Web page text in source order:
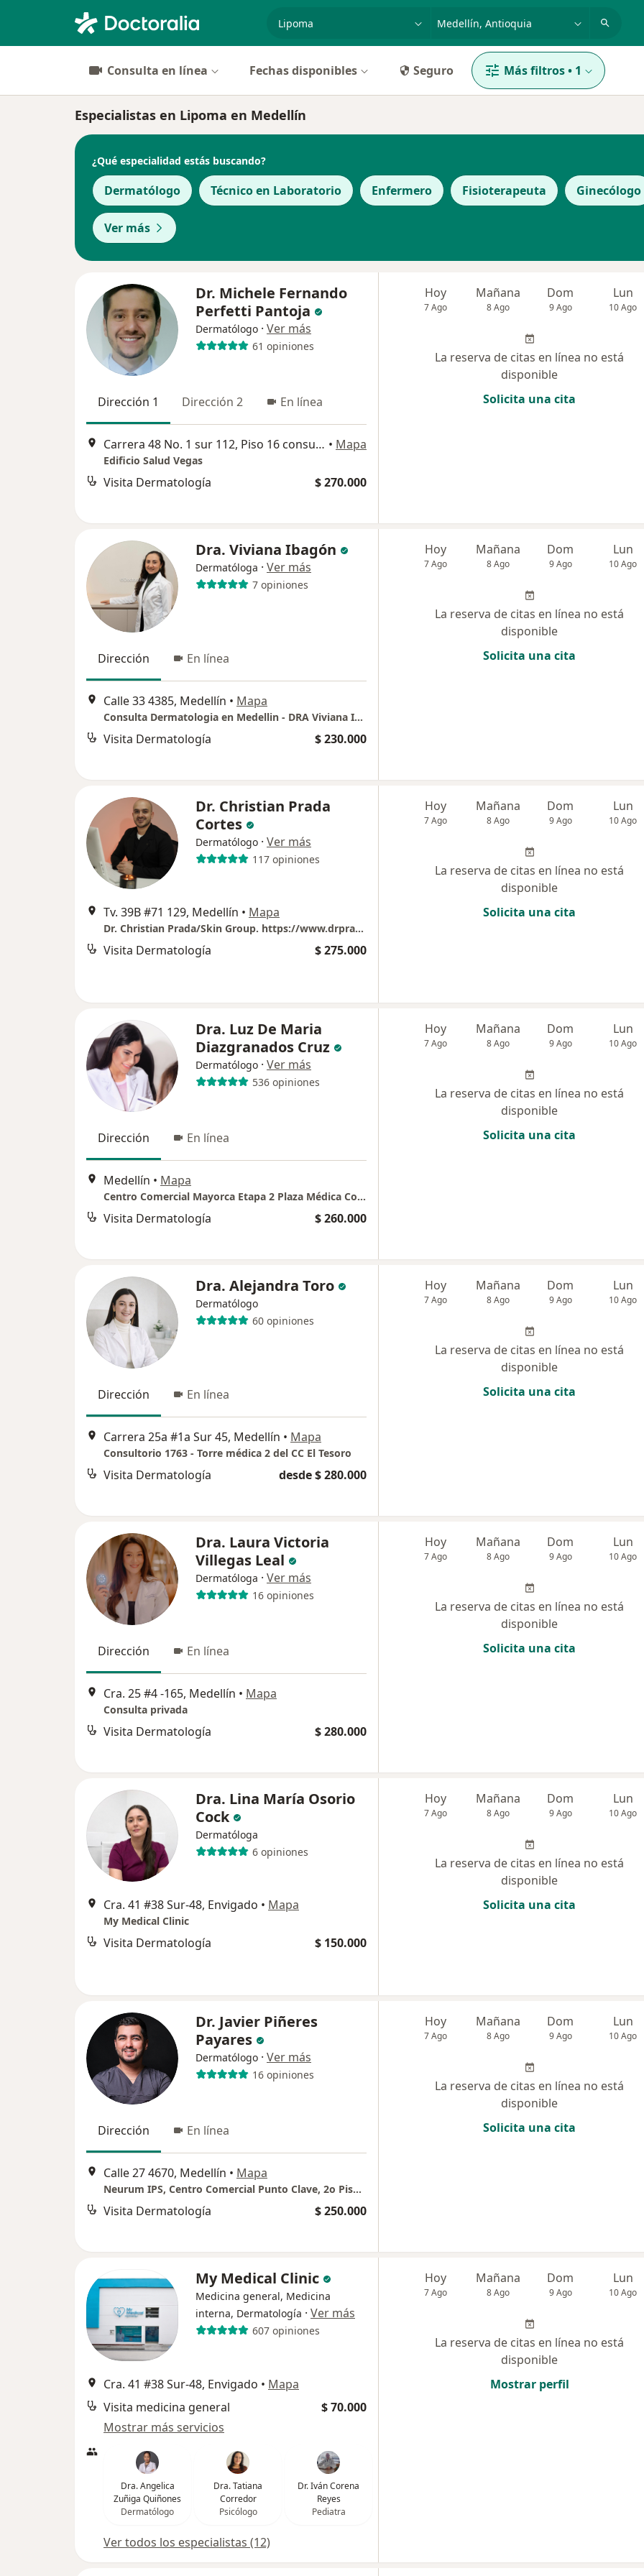
p. ej. Bogotá
Consulta en línea Fechas disponibles Seguro Más filtros• 1
Especialistas en Lipoma en Medellín
¿Qué especialidad estás buscando?
Dermatólogo Técnico en Laboratorio Enfermero Fisioterapeuta Ginecólogo
Ver más
Dr. Michele Fernando
Perfetti Pantoja
Dermatólogo · Ver más
61 opiniones
Dirección 1 Dirección 2 En línea
Carrera 48 No. 1 sur 112, Piso 16 consultorio 07, Medellín • Mapa
Edificio Salud Vegas
Visita Dermatología $ 270.000
Hoy
7 Ago
Mañana
8 Ago
Dom
9 Ago
Lun
10 Ago
La reserva de citas en línea no está
disponible
Solicita una cita
Dra. Viviana Ibagón
Dermatóloga · Ver más
7 opiniones
Dirección En línea
Calle 33 4385, Medellín • Mapa
Consulta Dermatologia en Medellin - DRA Viviana Ibagón Pardo
Visita Dermatología $ 230.000
Hoy
7 Ago
Mañana
8 Ago
Dom
9 Ago
Lun
10 Ago
La reserva de citas en línea no está
disponible
Solicita una cita
Dr. Christian Prada
Cortes
Dermatólogo · Ver más
117 opiniones
Tv. 39B #71 129, Medellín • Mapa
Dr. Christian Prada/Skin Group. https://www.drpradaskingroup.com
Visita Dermatología $ 275.000
Hoy
7 Ago
Mañana
8 Ago
Dom
9 Ago
Lun
10 Ago
La reserva de citas en línea no está
disponible
Solicita una cita
Dra. Luz De Maria
Diazgranados Cruz
Dermatólogo · Ver más
536 opiniones
Dirección En línea
Medellín • Mapa
Centro Comercial Mayorca Etapa 2 Plaza Médica Consultorio 1110/1112
Visita Dermatología $ 260.000
Hoy
7 Ago
Mañana
8 Ago
Dom
9 Ago
Lun
10 Ago
La reserva de citas en línea no está
disponible
Solicita una cita
Dra. Alejandra Toro
Dermatólogo
60 opiniones
Dirección En línea
Carrera 25a #1a Sur 45, Medellín • Mapa
Consultorio 1763 - Torre médica 2 del CC El Tesoro
Visita Dermatología desde $ 280.000
Hoy
7 Ago
Mañana
8 Ago
Dom
9 Ago
Lun
10 Ago
La reserva de citas en línea no está
disponible
Solicita una cita
Dra. Laura Victoria
Villegas Leal
Dermatóloga · Ver más
16 opiniones
Dirección En línea
Cra. 25 #4 -165, Medellín • Mapa
Consulta privada
Visita Dermatología $ 280.000
Hoy
7 Ago
Mañana
8 Ago
Dom
9 Ago
Lun
10 Ago
La reserva de citas en línea no está
disponible
Solicita una cita
Dra. Lina María Osorio
Cock
Dermatóloga
6 opiniones
Cra. 41 #38 Sur-48, Envigado • Mapa
My Medical Clinic
Visita Dermatología $ 150.000
Hoy
7 Ago
Mañana
8 Ago
Dom
9 Ago
Lun
10 Ago
La reserva de citas en línea no está
disponible
Solicita una cita
Dr. Javier Piñeres
Payares
Dermatólogo · Ver más
16 opiniones
Dirección En línea
Calle 27 4670, Medellín • Mapa
Neurum IPS, Centro Comercial Punto Clave, 2o Piso, local 207
Visita Dermatología $ 250.000
Hoy
7 Ago
Mañana
8 Ago
Dom
9 Ago
Lun
10 Ago
La reserva de citas en línea no está
disponible
Solicita una cita
My Medical Clinic
Medicina general, Medicina
interna, Dermatología · Ver más
607 opiniones
Cra. 41 #38 Sur-48, Envigado • Mapa
Visita medicina general
$ 70.000
Mostrar más servicios
Dra. Angelica
Zuñiga Quiñones
Dermatólogo
Dra. Tatiana
Corredor
Psicólogo
Dr. Iván Corena
Reyes
Pediatra
Ver todos los especialistas (12)
Hoy
7 Ago
Mañana
8 Ago
Dom
9 Ago
Lun
10 Ago
La reserva de citas en línea no está
disponible
Mostrar perfil